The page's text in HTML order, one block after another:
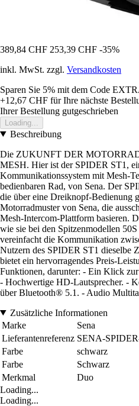
389,84 CHF 253,39 CHF -35%
inkl. MwSt. zzgl. Versandkosten
Sparen Sie 5% mit dem Code
+12,67 CHF für Ihre nächste
Ihrer Bestellung gutgeschrieben
Loading...
Beschreibung
Die ZUKUNFT DER
MESH. Hier ist der SPIDER ST1,
Kommunikationssystem mit Mesh-
bedienbaren Rad, von Sena. Der
die über eine Dreiknopf-Bedienung
Motorradmuster von Sena, die
Mesh-Intercom-Plattform basieren.
wie sie bei den Spitzenmodellen
vereinfacht die Kommunikation
Nutzern des SPIDER ST1 dieselbe
bietet ein hervorragendes Preis-
Funktionen, darunter: - Ein Klick
- Hochwertige HD-Lautsprecher. -
über Bluetooth® 5.1. - Audio
Zusätzliche Informationen
Marke
Sena
Lieferantenreferenz SENA-
Farbe
schwarz
Farbe
Schwarz
Merkmal
Duo
Loading...
Loading...